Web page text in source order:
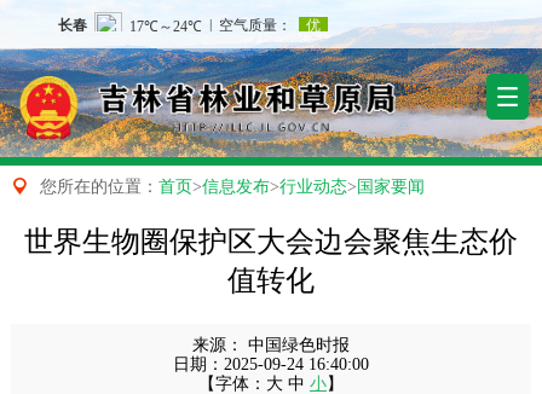
 您所在的位置： 首页>信息发布>行业动态> 国家要闻
世界生物圈保护区大会边会聚焦生态价
值转化
来源：
中国绿色时报
日期： 2025-09-24 16:40:00
【字体： 大 中 小】